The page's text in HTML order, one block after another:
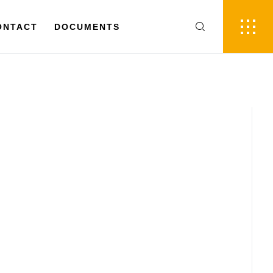
DOCUMENTS EN
DOCUMENTS